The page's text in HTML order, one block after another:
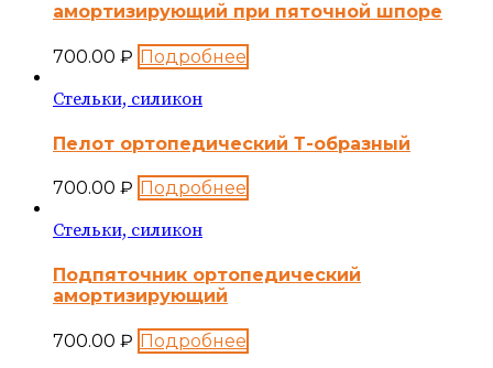
амортизирующий при пяточной шпоре
700.00 ₽ Подробнее
Стельки, силикон
Пелот ортопедический Т-образный
700.00 ₽ Подробнее
Стельки, силикон
Подпяточник ортопедический
амортизирующий
700.00 ₽ Подробнее